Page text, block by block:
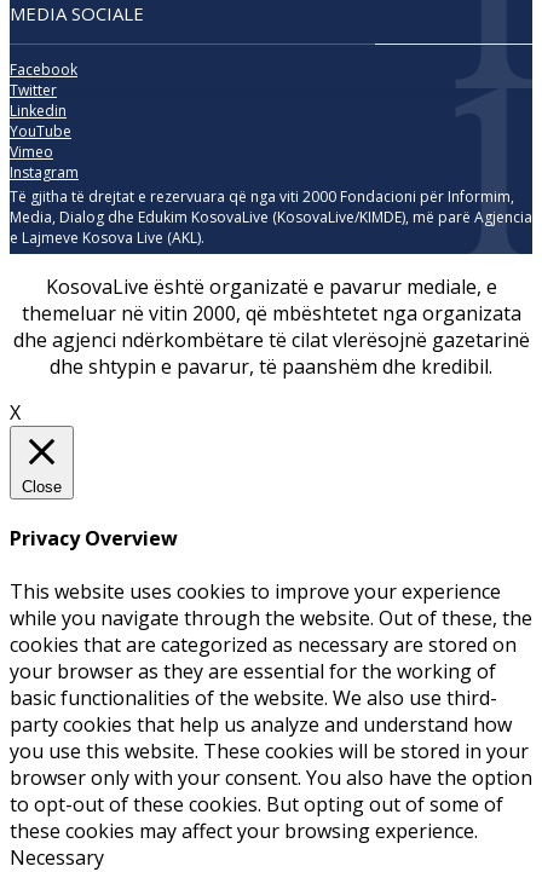
MEDIA SOCIALE
Facebook
Twitter
Linkedin
YouTube
Vimeo
Instagram
Të gjitha të drejtat e rezervuara që nga viti 2000 Fondacioni për Informim,
Media, Dialog dhe Edukim KosovaLive (KosovaLive/KIMDE), më parë Agjencia
e Lajmeve Kosova Live (AKL).
KosovaLive është organizatë e pavarur mediale, e
themeluar në vitin 2000, që mbështetet nga organizata
dhe agjenci ndërkombëtare të cilat vlerësojnë gazetarinë
dhe shtypin e pavarur, të paanshëm dhe kredibil.
X
Close
Privacy Overview
This website uses cookies to improve your experience
while you navigate through the website. Out of these, the
cookies that are categorized as necessary are stored on
your browser as they are essential for the working of
basic functionalities of the website. We also use third-
party cookies that help us analyze and understand how
you use this website. These cookies will be stored in your
browser only with your consent. You also have the option
to opt-out of these cookies. But opting out of some of
these cookies may affect your browsing experience.
Necessary